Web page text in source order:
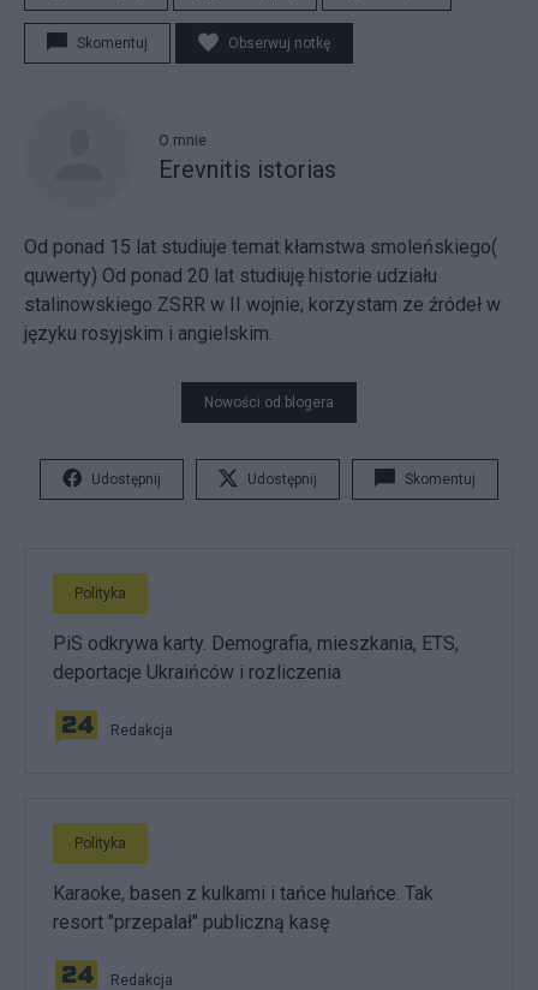
Skomentuj Obserwuj notkę
O mnie
Erevnitis istorias
Od ponad 15 lat studiuje temat kłamstwa smoleńskiego(
quwerty) Od ponad 20 lat studiuję historie udziału
stalinowskiego ZSRR w II wojnie; korzystam ze źródeł w
języku rosyjskim i angielskim.
Nowości od blogera
Udostępnij Udostępnij Skomentuj
Polityka
PiS odkrywa karty. Demografia, mieszkania, ETS,
deportacje Ukraińców i rozliczenia
Redakcja
Polityka
Karaoke, basen z kulkami i tańce hulańce. Tak
resort "przepalał" publiczną kasę
Redakcja